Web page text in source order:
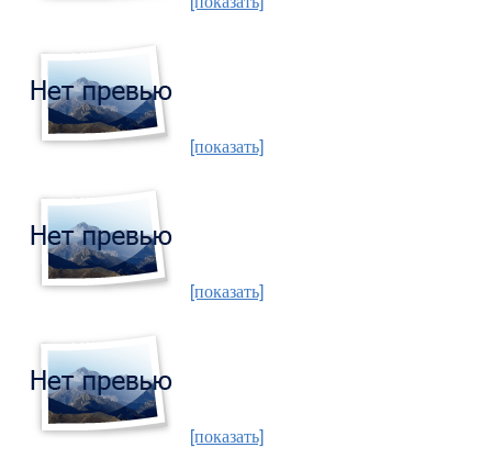
[показать]
[показать]
[показать]